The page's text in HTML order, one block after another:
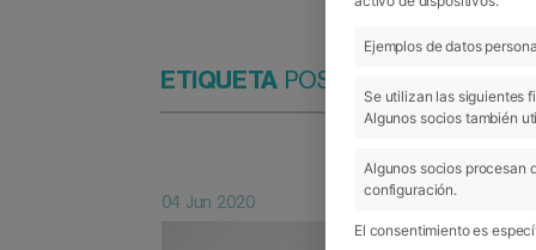
ETIQUETAPOSGRADO
04 Jun 2020
Ejemplos de datos
Se utilizan las siguientes
Algunos socios también
Algunos socios procesan
configuración.
El consentimiento es